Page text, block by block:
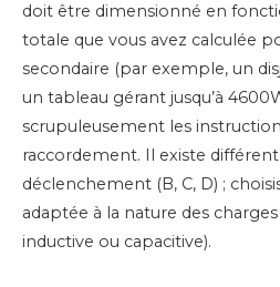
doit être dimensionné en
totale que vous avez calculée
secondaire (par exemple, un
un tableau gérant jusqu’à
scrupuleusement les
raccordement. Il existe
déclenchement (B, C, D) ;
adaptée à la nature des
inductive ou capacitive).